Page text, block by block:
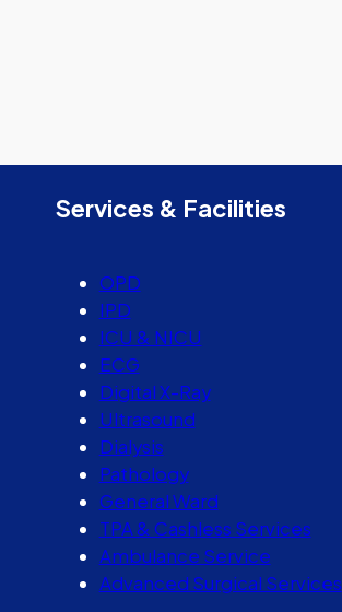
Services & Facilities
OPD
IPD
ICU & NICU
ECG
Digital X-Ray
Ultrasound
Dialysis
Pathology
General Ward
TPA & Cashless Services
Ambulance Service
Advanced Surgical Services